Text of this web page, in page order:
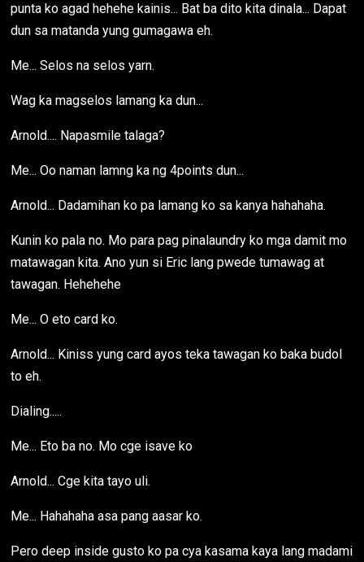
punta ko agad hehehe kainis... Bat ba dito kita dinala... Dapat
dun sa matanda yung gumagawa eh.
Me... Selos na selos yarn.
Wag ka magselos lamang ka dun...
Arnold.... Napasmile talaga?
Me... Oo naman lamng ka ng 4points dun...
Arnold... Dadamihan ko pa lamang ko sa kanya hahahaha.
Kunin ko pala no. Mo para pag pinalaundry ko mga damit mo
matawagan kita. Ano yun si Eric lang pwede tumawag at
tawagan. Hehehehe
Me... O eto card ko.
Arnold... Kiniss yung card ayos teka tawagan ko baka budol
to eh.
Dialing.....
Me... Eto ba no. Mo cge isave ko
Arnold... Cge kita tayo uli.
Me... Hahahaha asa pang aasar ko.
Pero deep inside gusto ko pa cya kasama kaya lang madami